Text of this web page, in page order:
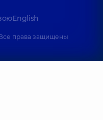
English
права защищены